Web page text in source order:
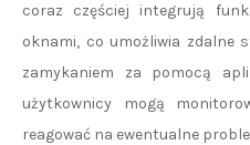
coraz częściej integrują
oknami, co umożliwia zdalne
zamykaniem za pomocą
użytkownicy mogą
reagować na ewentualne